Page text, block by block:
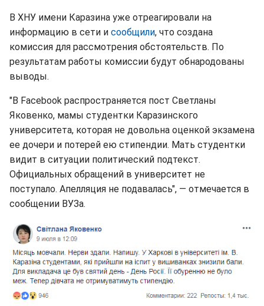
В ХНУ имени Каразина уже отреагировали на
информацию в сети и сообщили, что создана
комиссия для рассмотрения обстоятельств. По
результатам работы комиссии будут обнародованы
выводы.
"В Facebook распространяется пост Светланы
Яковенко, мамы студентки Каразинского
университета, которая не довольна оценкой экзамена
ее дочери и потерей ею стипендии. Мать студентки
видит в ситуации политический подтекст.
Официальных обращений в университет не
поступало. Апелляция не подавалась", — отмечается в
сообщении ВУЗа.